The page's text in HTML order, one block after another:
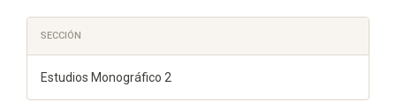
SECCIÓN
Estudios Monográfico 2